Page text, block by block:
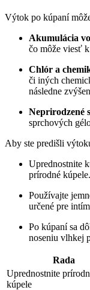
Výtok ​po kúpaní
Akumulácia
čo môže viesť
Chlór a
či iných
následne
Neprirodzené
sprchových
Aby ste predišli
Uprednostnite
prírodné kúpele.
Používajte
určené ‍pre
Po kúpaní ⁣sa
noseniu vlhkej
Rada
Uprednostnite
kúpele